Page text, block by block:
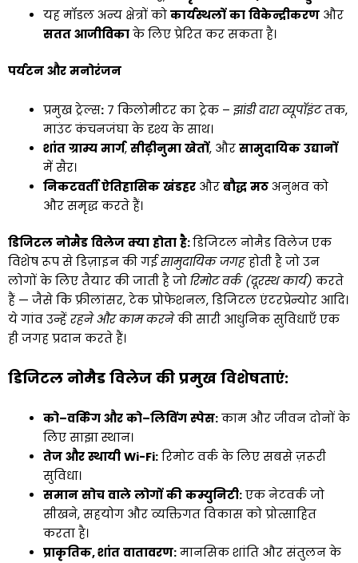
यह मॉडल अन्य क्षेत्रों को कार्यस्थलों का विकेन्द्रीकरणऔर
सतत आजीविकाके लिए प्रेरित कर सकता है।
पर्यटन और मनोरंजन
प्रमुख ट्रेल्स:7 किलोमीटर का ट्रेक – झांडी दारा व्यूपॉइंटतक,
माउंट कंचनजंघा के दृश्य के साथ।
शांत ग्राम्य मार्ग, सीढ़ीनुमा खेतों, और सामुदायिक उद्यानों
में सैर।
निकटवर्ती ऐतिहासिक खंडहरऔर बौद्ध मठअनुभव को
और समृद्ध करते हैं।
डिजिटल नोमैड विलेज क्या होता है:डिजिटल नोमैड विलेज एक
विशेष रूप से डिज़ाइन की गईसामुदायिक जगहहोती है जो उन
लोगों के लिए तैयार की जाती है जो रिमोट वर्क(दूरस्थ कार्य) करते
हैं — जैसे कि फ्रीलांसर, टेक प्रोफेशनल, डिजिटल एंटरप्रेन्योर आदि।
ये गांव उन्हें रहने और काम करनेकी सारी आधुनिक सुविधाएँ एक
ही जगह प्रदान करते हैं।
डिजिटल नोमैड विलेज की प्रमुख विशेषताएं:
को–वर्किंग और को–लिविंग स्पेस:काम और जीवन दोनों के
लिए साझा स्थान।
तेज और स्थायी Wi-Fi:रिमोट वर्क के लिए सबसे ज़रूरी
सुविधा।
समान सोच वाले लोगों की कम्युनिटी:एक नेटवर्क जो
सीखने, सहयोग और व्यक्तिगत विकास को प्रोत्साहित
करता है।
प्राकृतिक,शांत वातावरण:मानसिक शांति और संतुलन के